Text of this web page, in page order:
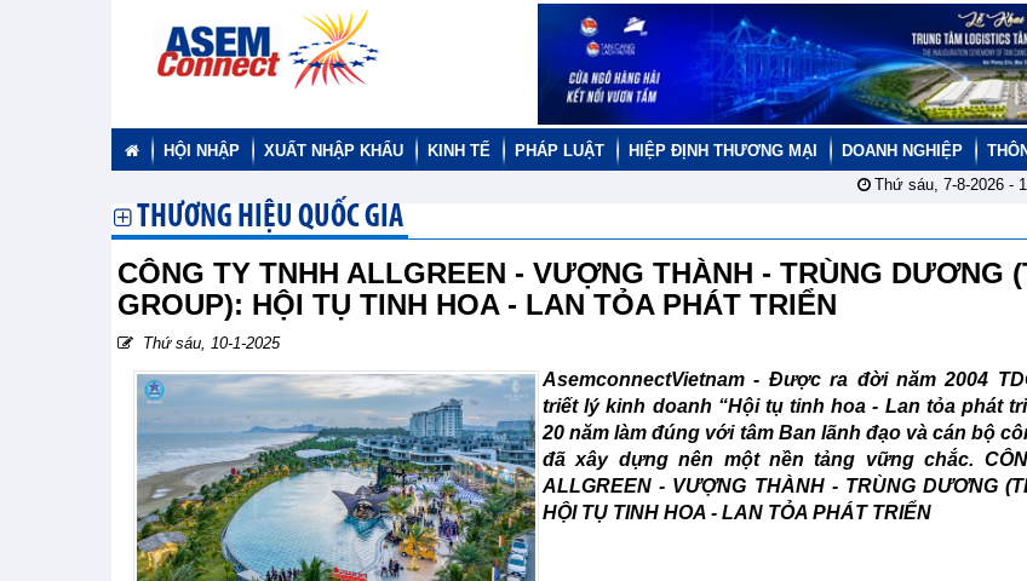
HỘI NHẬP XUẤT NHẬP KHẨU KINH TẾ PHÁP LUẬT HIỆP ĐỊNH THƯƠNG MẠI DOANH NGHIỆP
Thứ sáu, 7-8-2026 -
THƯƠNG HIỆU QUỐC GIA
CÔNG TY TNHH ALLGREEN - VƯỢNG THÀNH - TRÙNG DƯƠNG
GROUP): HỘI TỤ TINH HOA - LAN TỎA PHÁT TRIỂN
Thứ sáu, 10-1-2025
AsemconnectVietnam - Được ra đời năm 2004
triết lý kinh doanh “Hội tụ tinh hoa - Lan tỏa phát
20 năm làm đúng với tâm Ban lãnh đạo và cán bộ
đã xây dựng nên một nền tảng vững chắc.
ALLGREEN - VƯỢNG THÀNH - TRÙNG DƯƠNG
HỘI TỤ TINH HOA - LAN TỎA PHÁT TRIỂN